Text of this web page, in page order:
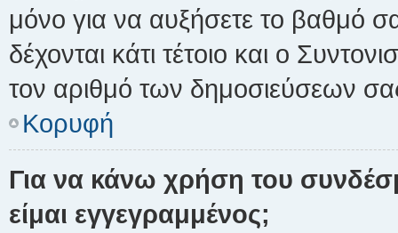
μόνο για να αυξήσετε το βαθμό
δέχονται κάτι τέτοιο και ο
τον αριθμό των δημοσιεύσεων
Κορυφή
Για να κάνω χρήση του
είμαι εγγεγραμμένος;